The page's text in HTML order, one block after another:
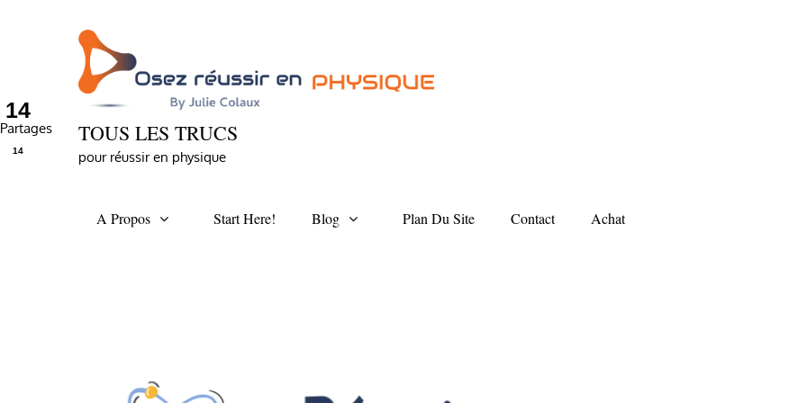
TOUS LES TRUCS
pour réussir en physique
A Propos Start Here! Blog Plan Du Site Contact Achat
14
Partages
14